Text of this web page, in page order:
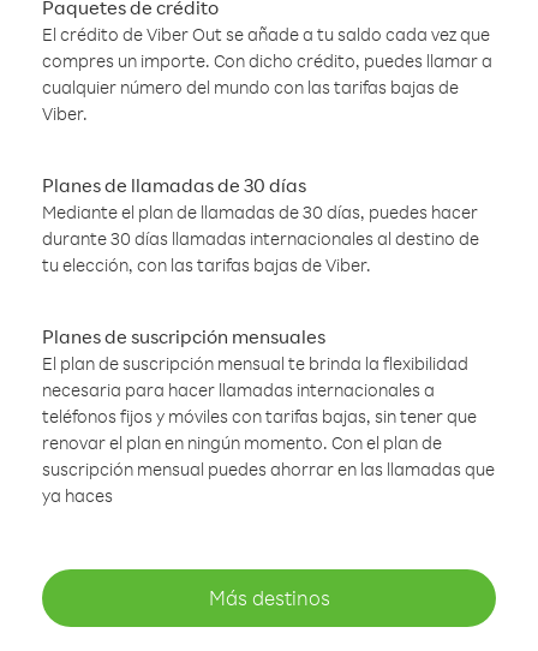
Paquetes de crédito
El crédito de Viber Out se añade a tu saldo cada vez que
compres un importe. Con dicho crédito, puedes llamar a
cualquier número del mundo con las tarifas bajas de
Viber.
Planes de llamadas de 30 días
Mediante el plan de llamadas de 30 días, puedes hacer
durante 30 días llamadas internacionales al destino de
tu elección, con las tarifas bajas de Viber.
Planes de suscripción mensuales
El plan de suscripción mensual te brinda la flexibilidad
necesaria para hacer llamadas internacionales a
teléfonos fijos y móviles con tarifas bajas, sin tener que
renovar el plan en ningún momento. Con el plan de
suscripción mensual puedes ahorrar en las llamadas que
ya haces
Más destinos